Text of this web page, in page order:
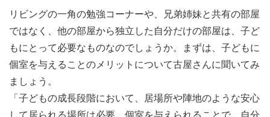
リビングの一角の勉強コーナーや、兄弟姉妹と共有の部屋
ではなく、他の部屋から独立した自分だけの部屋は、子ど
もにとって必要なものなのでしょうか。まずは、子どもに
個室を与えることのメリットについて古屋さんに聞いてみ
ましょう。
「子どもの成長段階において、居場所や陣地のような安心